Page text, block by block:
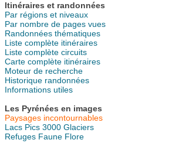
Itinéraires et randonnées
Par régions et niveaux
Par nombre de pages vues
Randonnées thématiques
Liste complète itinéraires
Liste complète circuits
Carte complète itinéraires
Moteur de recherche
Historique randonnées
Informations utiles
Les Pyrénées en images
Paysages incontournables
Lacs Pics 3000 Glaciers
Refuges Faune Flore